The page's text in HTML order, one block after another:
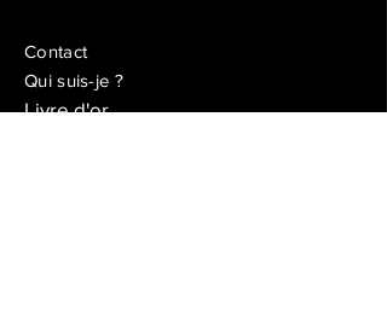
Contact
Qui suis-je ?
Livre d'or